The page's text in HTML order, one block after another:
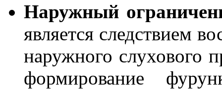
Наружный
является следствием
наружного слухового
формирование